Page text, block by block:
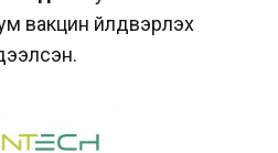
вакцин үйлдвэрлэх